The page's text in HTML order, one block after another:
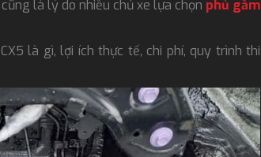
là lý do nhiều chủ xe lựa chọn phủ gầm
là gì, lợi ích thực tế, chi phí, quy trình thi